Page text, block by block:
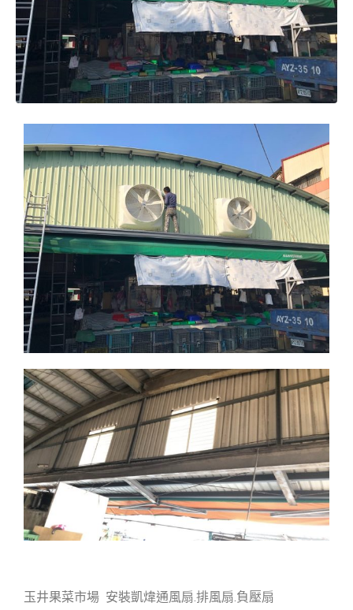
玉井果菜市場 安裝凱煒通風扇.排風扇.負壓扇